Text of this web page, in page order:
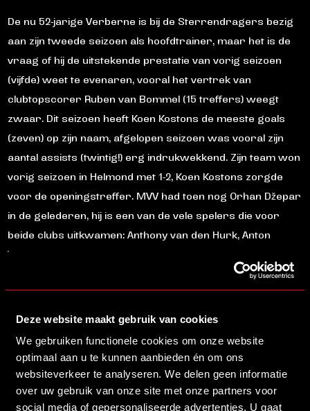
Deze website maakt gebruik van cookies
We gebruiken functionele cookies om onze website
optimaal aan u te kunnen aanbieden én om ons
websiteverkeer te analyseren. We delen geen informatie
over uw gebruik van onze site met onze partners voor
social media of gepersonaliseerde advertenties. U gaat
De nu 52-jarige Verberne is bij de Sterrendragers bezig
aan zijn tweede seizoen als hoofdtrainer, maar het is de
vraag of hij de uitstekende prestatie van vorig seizoen
(vijfde) weet te evenaren, vooral het vertrek van
clubtopscorer Ruben van Bommel (15 treffers) weegt
zwaar. Dit seizoen heeft Koen Kostons de meeste goals
(zeven) op zijn naam, afgelopen seizoen was vooral zijn
aantal assists (twintig!) erg indrukwekkend. Zijn team won
vorig seizoen in Helmond met 1-2, Koen Kostons zorgde
voor de openingstreffer. MVV had toen nog Orhan Džepar
in de gelederen, hij is een van de vele spelers die voor
beide clubs uitkwamen: Anthony van den Hurk, Anton
Vriesde, Arne Naudts, Brenny Evers, Co Prins, Davy
Brouwers, Dean Koolhof, Dirk Jan Derksen, Emrullah
Gerard van Berlo, Hans Vincent, Ibad Muhamadu, Jerry
Heerings, Kjell Knops, Kristof Aelbrecht, Lowie van
Schijndel, Marc Nygaard, Mark Veldmate, Nyron Wau,
Philipp Haastrup, Robert Cox, Roel Buikema, Ronald